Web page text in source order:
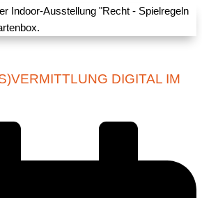
DIGITAL IM